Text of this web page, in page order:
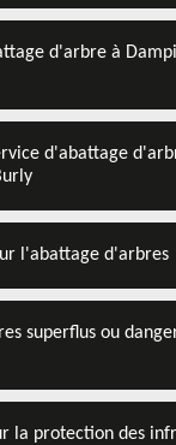
d'arbre à
d'abattage
l'abattage d'arbres
superflus ou
la protection des